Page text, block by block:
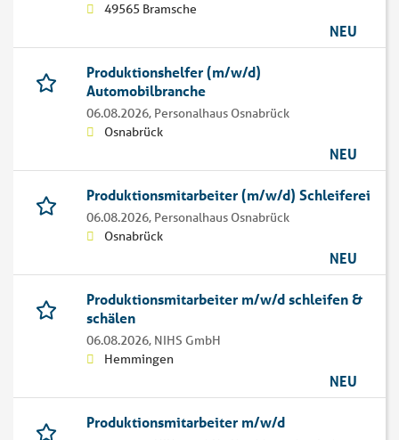
49565 Bramsche
NEU
Produktionshelfer (m/w/d)
Automobilbranche
06.08.2026, Personalhaus Osnabrück
Osnabrück
NEU
Produktionsmitarbeiter (m/w/d) Schleiferei
06.08.2026, Personalhaus Osnabrück
Osnabrück
NEU
Produktionsmitarbeiter m/w/d schleifen &
schälen
06.08.2026, NIHS GmbH
Hemmingen
NEU
Produktionsmitarbeiter m/w/d